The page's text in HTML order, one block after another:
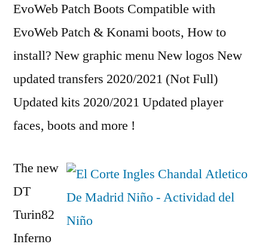
EvoWeb Patch Boots Compatible with
EvoWeb Patch & Konami boots, How to
install? New graphic menu New logos New
updated transfers 2020/2021 (Not Full)
Updated kits 2020/2021 Updated player
faces, boots and more !
The new
DT
Turin82
Inferno